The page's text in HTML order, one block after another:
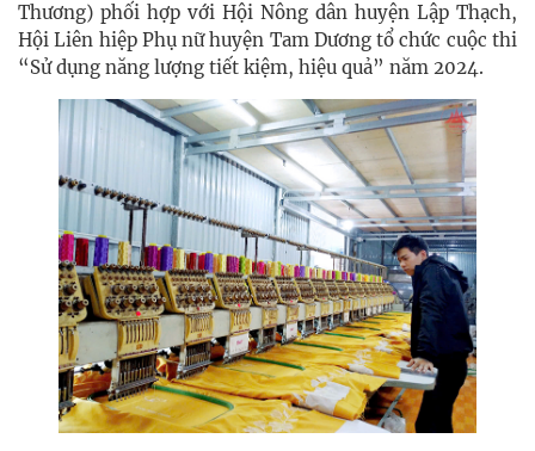
Thương) phối hợp với Hội Nông dân huyện Lập Thạch,
Hội Liên hiệp Phụ nữ huyện Tam Dương tổ chức cuộc thi
“Sử dụng năng lượng tiết kiệm, hiệu quả” năm 2024.